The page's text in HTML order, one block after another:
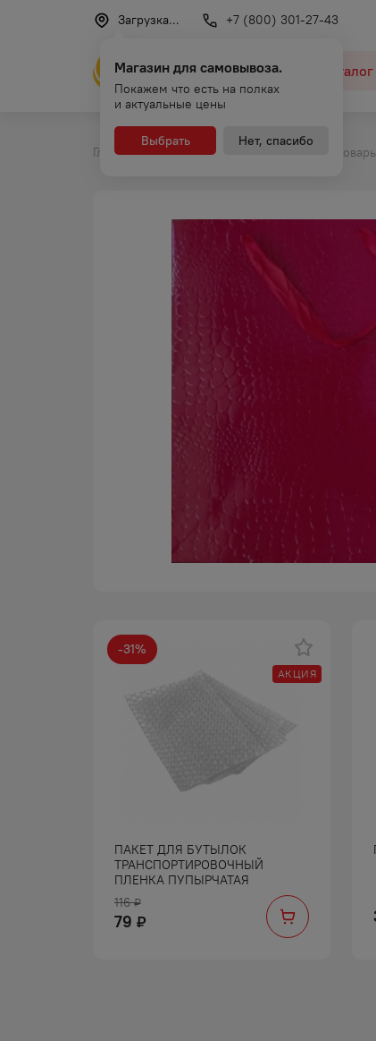
Загрузка... +7 (800) 301-27-43
Каталог
Магазин для самовывоза.
Покажем что есть на полках
и актуальные цены
Выбрать Нет, спасибо
Главная Каталог Промышленные
-31%
АКЦИЯ
ПАКЕТ ДЛЯ БУТЫЛОК
ТРАНСПОРТИРОВОЧНЫЙ
ПЛЕНКА ПУПЫРЧАТАЯ
116 ₽
79 ₽